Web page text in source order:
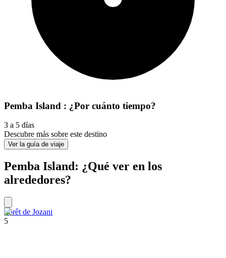
Pemba Island : ¿Por cuánto tiempo?
3 a 5 días
Descubre más sobre este destino
Ver la guía de viaje
Pemba Island: ¿Qué ver en los
alrededores?
Forêt de Jozani
5